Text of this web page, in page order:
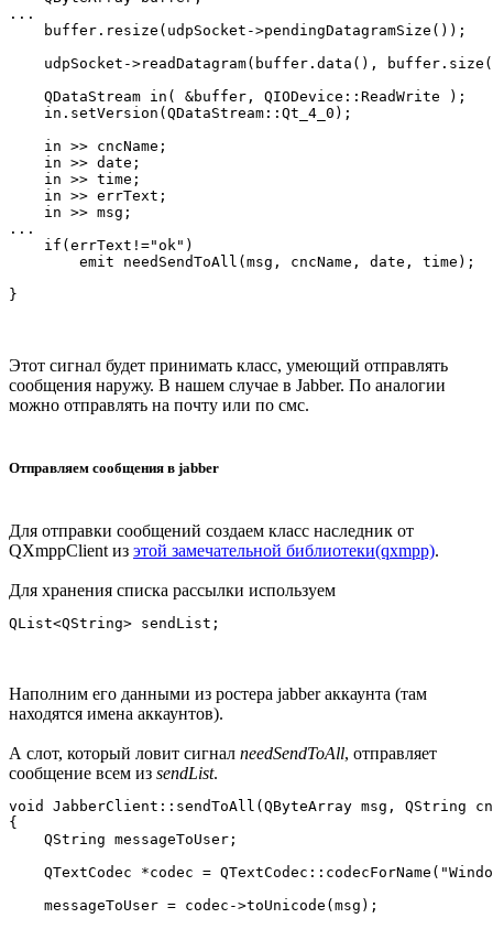
...
    buffer.resize(udpSocket->pendingDatagramSize());
udpSocket->readDatagram(buffer.data(),
    QDataStream in( &buffer, QIODevice::ReadWrite );
    in.setVersion(QDataStream::Qt_4_0);
    in >> cncName;
    in >> date;
    in >> time;
    in >> errText;
    in >> msg;
...
    if(errText!="ok")
        emit needSendToAll(msg, cncName, date, time);
Этот сигнал будет принимать класс, умеющий отправлять
сообщения наружу. В нашем случае в Jabber. По аналогии
можно отправлять на почту или по смс.
Отправляем сообщения в jabber
Для отправки сообщений создаем класс наследник от
QXmppClient из этой замечательной библиотеки(qxmpp).
Для хранения списка рассылки используем
Наполним его данными из ростера jabber аккаунта (там
находятся имена аккаунтов).
А слот, который ловит сигнал needSendToAll, отправляет
сообщение всем из sendList.
void JabberClient::sendToAll(QByteArray msg, QString
{
    QString messageToUser;
QTextCodec *codec =
    messageToUser = codec->toUnicode(msg);